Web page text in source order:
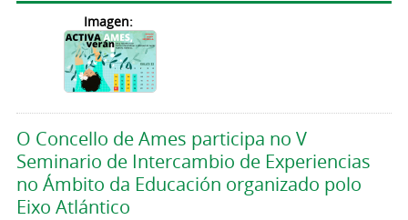
Imagen:
O Concello de Ames participa no V
Seminario de Intercambio de Experiencias
no Ámbito da Educación organizado polo
Eixo Atlántico